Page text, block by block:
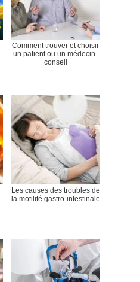
Comment trouver et choisir
un patient ou un médecin-
conseil
Les causes des troubles de
la motilité gastro-intestinale